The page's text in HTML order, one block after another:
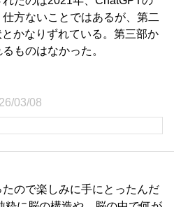
方ないことではあるが、第二
かなりずれている。第三部か
ものはなかった。
03/08
ので楽しみに手にとったんだ